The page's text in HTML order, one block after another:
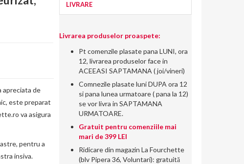
apreciata de
este preparat
va asigura
pentru a
insiva.
LIVRARE
Livrarea produselor proaspete:
Pt comenzile plasate pana LUNI, ora
12, livrarea produselor face in
ACEEASI SAPTAMANA ( joi/vineri)
Comnezile plasate luni DUPA ora 12
si pana lunea urmatoare ( pana la 12)
se vor livra in SAPTAMANA
URMATOARE.
Gratuit pentru comenziile mai
mari de 399 LEI
Ridicare din magazin La Fourchette
(blv Pipera 36, Voluntari): gratuită